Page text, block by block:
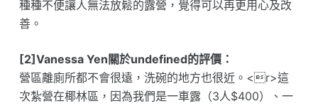
種種不便讓人無法放鬆的露營，覺得可以再更用心及改
善。
[2]Vanessa Yen關於undefined的評價：
營區離廁所都不會很遠，洗碗的地方也很近。<r>這
次紮營在椰林區，因為我們是一車露（3人$400）、一